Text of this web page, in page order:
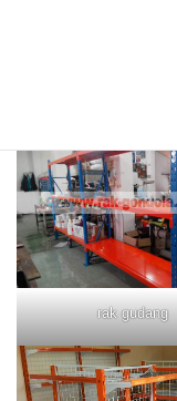
rak gudang